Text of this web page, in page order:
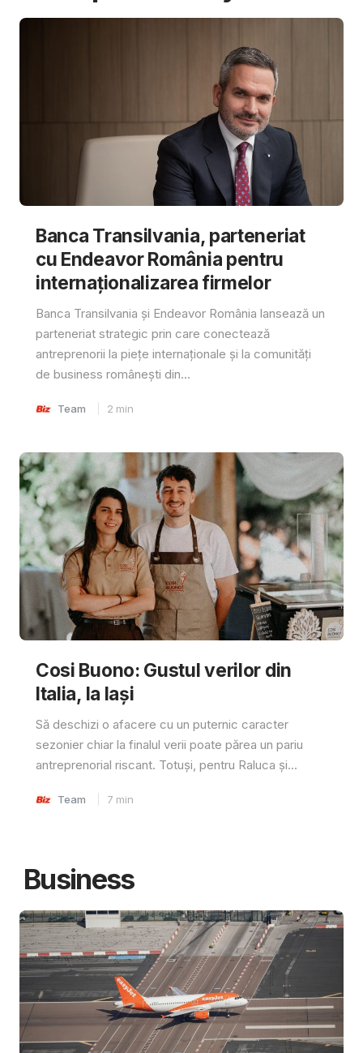
Banca Transilvania, parteneriat
cu Endeavor România pentru
internaționalizarea firmelor
Banca Transilvania și Endeavor România lansează un
parteneriat strategic prin care conectează
antreprenorii la piețe internaționale și la comunități
de business românești din...
Team 2 min
Cosi Buono: Gustul verilor din
Italia, la Iași
Să deschizi o afacere cu un puternic caracter
sezonier chiar la finalul verii poate părea un pariu
antreprenorial riscant. Totuși, pentru Raluca și...
Team 7 min
Business